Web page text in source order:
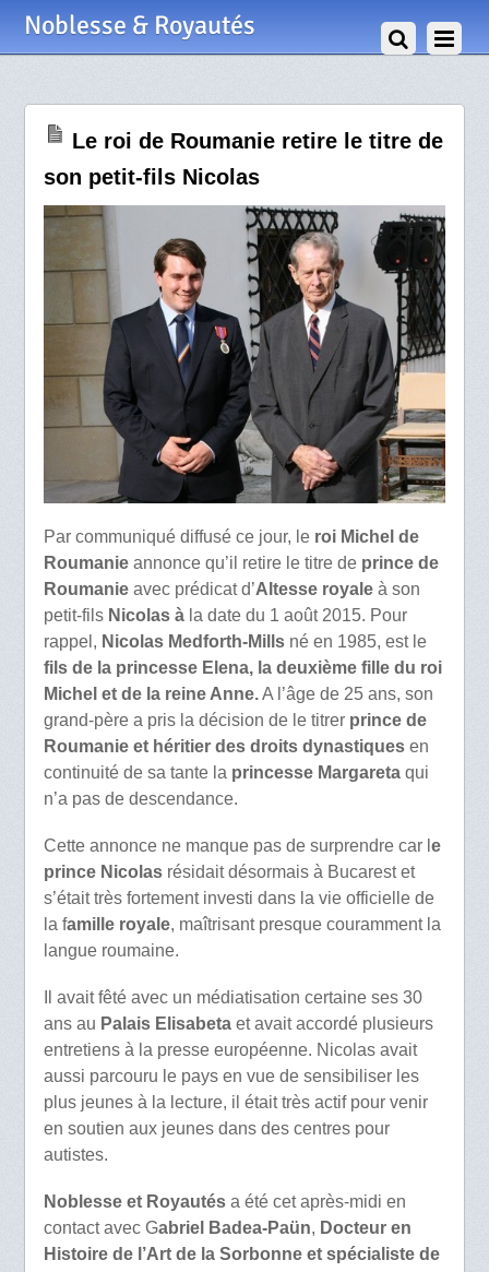
Noblesse & Royautés
Le roi de Roumanie retire le titre de
son petit-fils Nicolas
Par communiqué diffusé ce jour, leroi Michel de
Roumanieannonce qu’il retire le titre de prince de
Roumanieavec prédicat d’Altesse royaleà son
petit-filsNicolas àla date du 1 août 2015. Pour
rappel, Nicolas Medforth-Millsné en 1985, est le
fils de la princesse Elena, la deuxième fille du roi
Michel et de la reine Anne.A l’âge de 25 ans, son
grand-père a pris la décision de le titrer prince de
Roumanie et héritier des droits dynastiquesen
continuité de sa tante la princesse Margaretaqui
n’a pas de descendance.
Cette annonce ne manque pas de surprendre car l e
prince Nicolasrésidait désormais à Bucarest et
s’était très fortement investi dans la vie officielle de
la famille royale, maîtrisant presque couramment la
langue roumaine.
Il avait fêté avec un médiatisation certaine ses 30
ans au Palais Elisabetaet avait accordé plusieurs
entretiens à la presse européenne. Nicolas avait
aussi parcouru le pays en vue de sensibiliser les
plus jeunes à la lecture, il était très actif pour venir
en soutien aux jeunes dans des centres pour
autistes.
Noblesse et Royautésa été cet après-midi en
contact avec Gabriel Badea-Paün, Docteur en
Histoire de l’Art de la Sorbonne et spécialiste de